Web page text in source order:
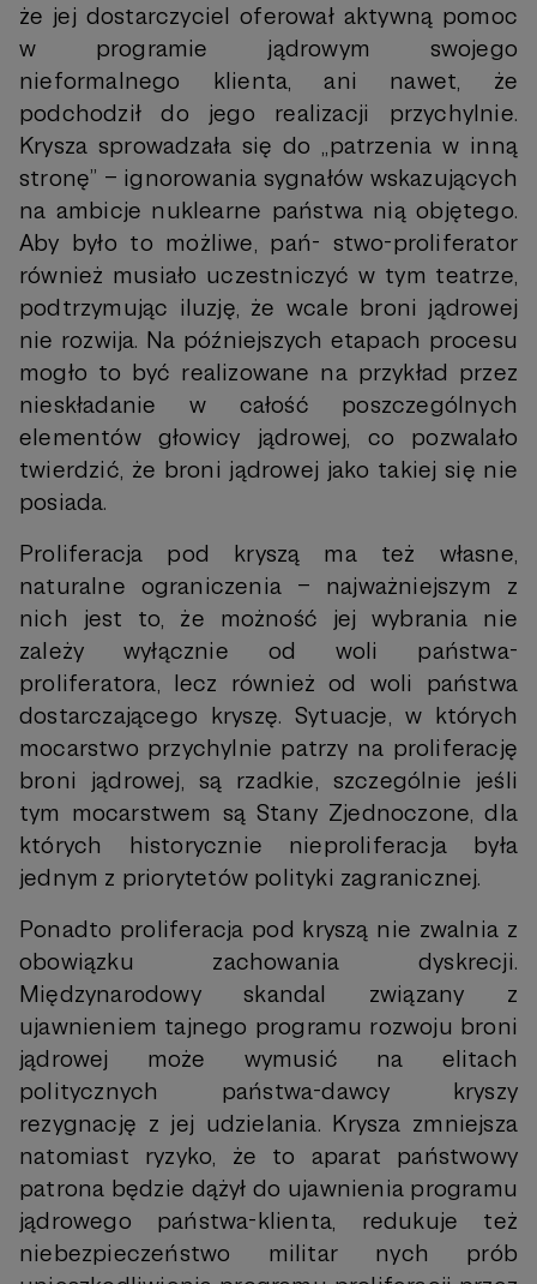
że jej dostarczyciel oferował aktywną pomoc
w programie jądrowym swojego
nieformalnego klienta, ani nawet, że
podchodził do jego realizacji przychylnie.
Krysza sprowadzała się do „patrzenia w inną
stronę” – ignorowania sygnałów wskazujących
na ambicje nuklearne państwa nią objętego.
Aby było to możliwe, pań- stwo-proliferator
również musiało uczestniczyć w tym teatrze,
podtrzymując iluzję, że wcale broni jądrowej
nie rozwija. Na późniejszych etapach procesu
mogło to być realizowane na przykład przez
nieskładanie w całość poszczególnych
elementów głowicy jądrowej, co pozwalało
twierdzić, że broni jądrowej jako takiej się nie
posiada.
Proliferacja pod kryszą ma też własne,
naturalne ograniczenia – najważniejszym z
nich jest to, że możność jej wybrania nie
zależy wyłącznie od woli państwa-
proliferatora, lecz również od woli państwa
dostarczającego kryszę. Sytuacje, w których
mocarstwo przychylnie patrzy na proliferację
broni jądrowej, są rzadkie, szczególnie jeśli
tym mocarstwem są Stany Zjednoczone, dla
których historycznie nieproliferacja była
jednym z priorytetów polityki zagranicznej.
Ponadto proliferacja pod kryszą nie zwalnia z
obowiązku zachowania dyskrecji.
Międzynarodowy skandal związany z
ujawnieniem tajnego programu rozwoju broni
jądrowej może wymusić na elitach
politycznych państwa-dawcy kryszy
rezygnację z jej udzielania. Krysza zmniejsza
natomiast ryzyko, że to aparat państwowy
patrona będzie dążył do ujawnienia programu
jądrowego państwa-klienta, redukuje też
niebezpieczeństwo militar nych prób